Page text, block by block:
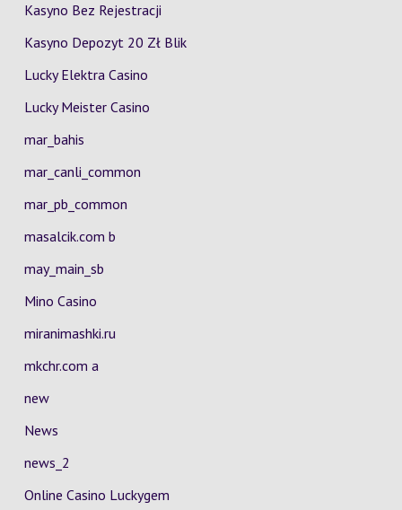
Kasyno Bez Rejestracji
Kasyno Depozyt 20 Zł Blik
Lucky Elektra Casino
Lucky Meister Casino
mar_bahis
mar_canli_common
mar_pb_common
masalcik.com b
may_main_sb
Mino Casino
miranimashki.ru
mkchr.com a
new
News
news_2
Online Casino Luckygem